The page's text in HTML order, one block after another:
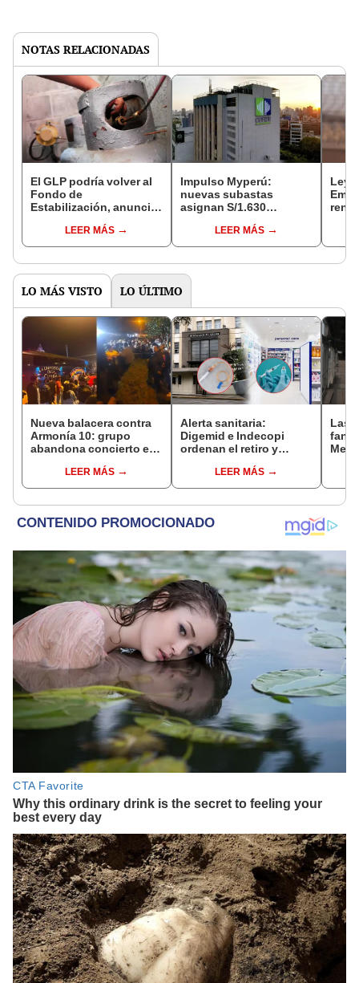
NOTAS RELACIONADAS
El GLP podría volver al
Fondo de
Estabilización, anuncia
LEER MÁS
Impulso Myperú:
nuevas subastas
asignan S/1.630
LEER MÁS
Ley
LO MÁS VISTO LO ÚLTIMO
Nueva balacera contra
Armonía 10: grupo
abandona concierto en
en pleno show
LEER MÁS
Alerta sanitaria:
Digemid e Indecopi
ordenan el retiro y
productos médicos
contra el cáncer por
LEER MÁS
Las